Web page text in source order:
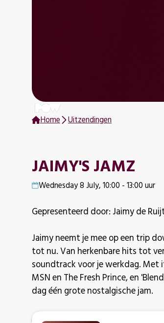
Home Uitzendingen
JAIMY'S JAMZ
Wednesday 8 July, 10:00 - 13:00 uur
Gepresenteerd door: Jaimy de
Jaimy neemt je mee op een trip
tot nu. Van herkenbare hits tot
soundtrack voor je werkdag. Met
MSN en The Fresh Prince, en
dag één grote nostalgische jam.